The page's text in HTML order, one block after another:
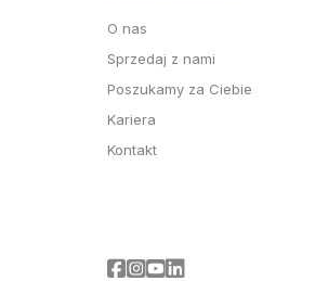
O nas
Sprzedaj z nami
Poszukamy za Ciebie
Kariera
Kontakt
Facebook
Facebook
Facebook
Facebook